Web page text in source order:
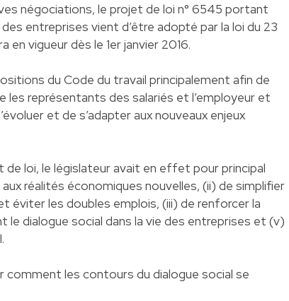
négociations, le projet de loi n° 6545 portant
entreprises vient d’être adopté par la loi du 23
en vigueur dès le 1er janvier 2016.
du Code du travail principalement afin de
les représentants des salariés et l’employeur et
et de s’adapter aux nouveaux enjeux
loi, le législateur avait en effet pour principal
réalités économiques nouvelles, (ii) de simplifier
éviter les doubles emplois, (iii) de renforcer la
le dialogue social dans la vie des entreprises et (v)
comment les contours du dialogue social se